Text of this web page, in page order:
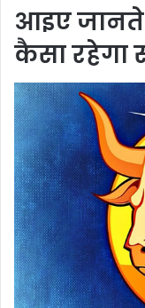
आइए जानते
कैसा रहेगा